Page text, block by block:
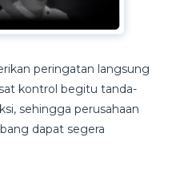
peringatan langsung
kontrol begitu tanda-
sehingga perusahaan
dapat segera